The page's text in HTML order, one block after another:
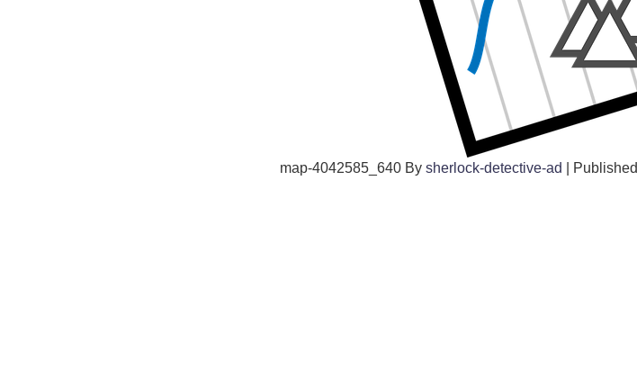
map-4042585_640 By sherlock-detective-ad Published